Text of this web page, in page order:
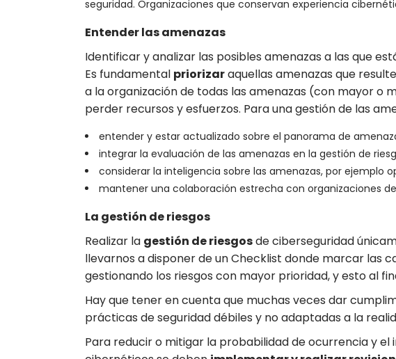
seguridad. Organizaciones que conservan experiencia
Entender las amenazas
Identificar y analizar las posibles amenazas a las que
Es fundamental priorizaraquellas amenazas que
a la organización de todas las amenazas (con mayor
perder recursos y esfuerzos. Para una gestión de las
entender y estar actualizado sobre el panorama de
integrar la evaluación de las amenazas en la gestión de
considerar la inteligencia sobre las amenazas, por ejemplo
mantener una colaboración estrecha con organizaciones
La gestión de riesgos
Realizar la gestión de riesgosde ciberseguridad
llevarnos a disponer de un Checklist donde marcar las
gestionando los riesgos con mayor prioridad, y esto al
Hay que tener en cuenta que muchas veces dar
prácticas de seguridad débiles y no adaptadas a la
Para reducir o mitigar la probabilidad de ocurrencia y